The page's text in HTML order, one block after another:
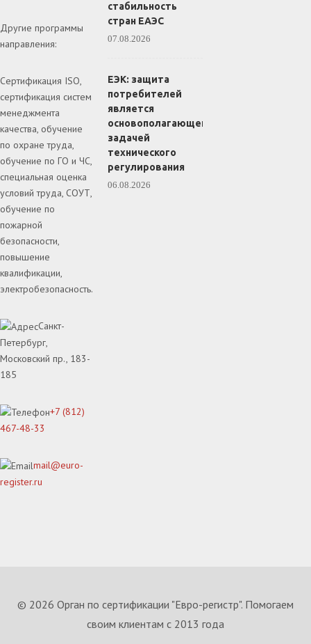
Другие программы
направления:
Сертификация ISO,
сертификация систем
менеджмента
качества, обучение
по охране труда,
обучение по ГО и ЧС,
специальная оценка
условий труда, СОУТ,
обучение по
пожарной
безопасности,
повышение
квалификации,
электробезопасность.
Санкт-
Петербург,
Московский пр., 183-
185
+7 (812)
467-48-33
mail@euro-
register.ru
стабильность
стран ЕАЭС
07.08.2026
ЕЭК: защита
потребителей
является
основополагающей
задачей
технического
регулирования
06.08.2026
© 2026 Орган по сертификации "Евро-регистр". Помогаем
своим клиентам с 2013 года